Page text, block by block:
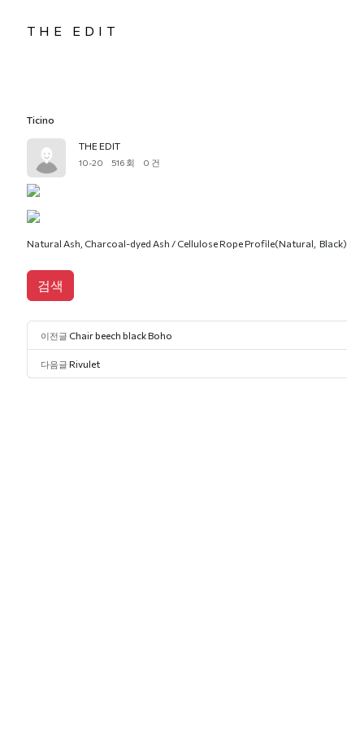
THE EDIT
Ticino
THE EDIT
10-20 516 회 0 건
Natural Ash, Charcoal-dyed Ash / Cellulose Rope Profile(Natural, Black)
검색
이전글 Chair beech black Boho
다음글 Rivulet